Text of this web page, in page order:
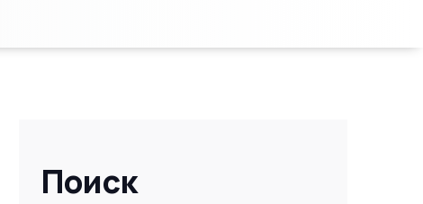
Поиск